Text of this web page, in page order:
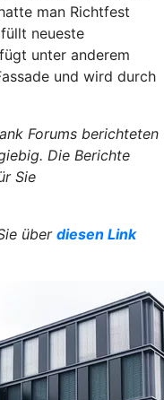
man Richtfest
neueste
unter anderem
und wird durch
Forums berichteten
Die Berichte
Sie
über diesen Link